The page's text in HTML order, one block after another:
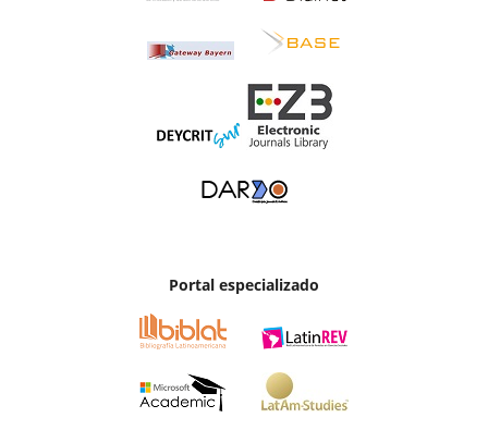
Portal especializado